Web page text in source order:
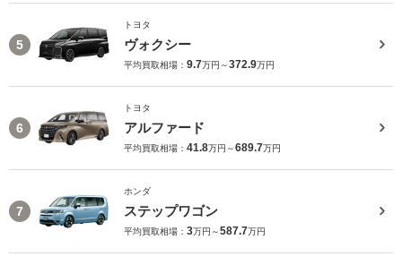
5
トヨタ
ヴォクシー
平均買取相場： 9.7万円～372.9万円
6
トヨタ
アルファード
平均買取相場： 41.8万円～689.7万円
7
ホンダ
ステップワゴン
平均買取相場： 3万円～587.7万円